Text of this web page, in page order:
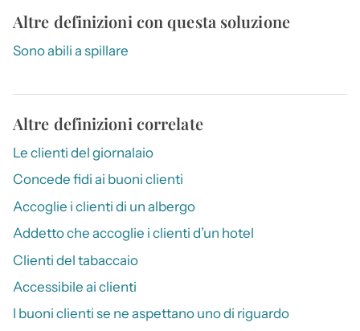
Altre definizioni con questa soluzione
Sono abili a spillare
Altre definizioni correlate
Le clienti del giornalaio
Concede fidi ai buoni clienti
Accoglie i clienti di un albergo
Addetto che accoglie i clienti d’un hotel
Clienti del tabaccaio
Accessibile ai clienti
I buoni clienti se ne aspettano uno di riguardo